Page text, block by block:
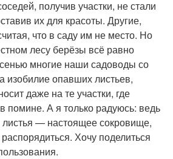
получив участки, не стали
их для красоты. Другие,
что в саду им не место. Но
лесу берёзы всё равно
многие наши садоводы со
изобилие опавших листьев,
даже на те участки, где
помине. А я только радуюсь: ведь
— настоящее сокровище,
Хочу поделиться